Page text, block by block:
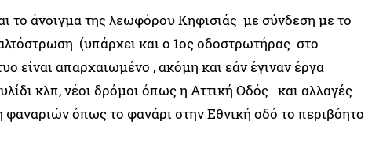
το άνοιγμα της λεωφόρου Κηφισιάς με σύνδεση με το
(υπάρχει και ο 1ος οδοστρωτήρας στο
είναι απαρχαιωμένο , ακόμη και εάν έγιναν έργα
κλπ, νέοι δρόμοι όπως η Αττική Οδός και αλλαγές
όπως το φανάρι στην Εθνική οδό το περιβόητο